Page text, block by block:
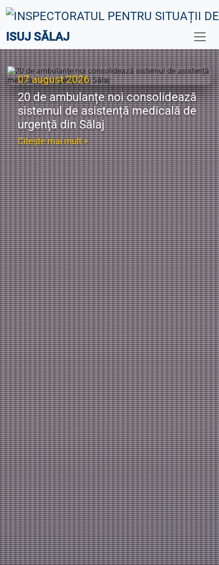
ISUJ SĂLAJ
07 august 2026
20 de ambulanțe noi consolidează
sistemul de asistență medicală de
urgență din Sălaj
Citește mai mult >